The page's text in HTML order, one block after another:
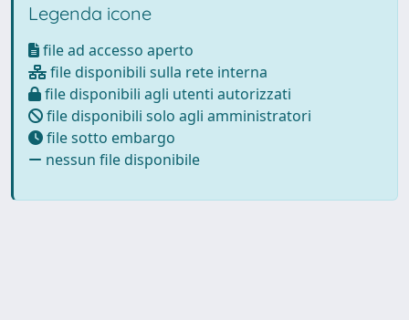
Legenda icone
file ad accesso aperto
file disponibili sulla rete interna
file disponibili agli utenti autorizzati
file disponibili solo agli amministratori
file sotto embargo
nessun file disponibile